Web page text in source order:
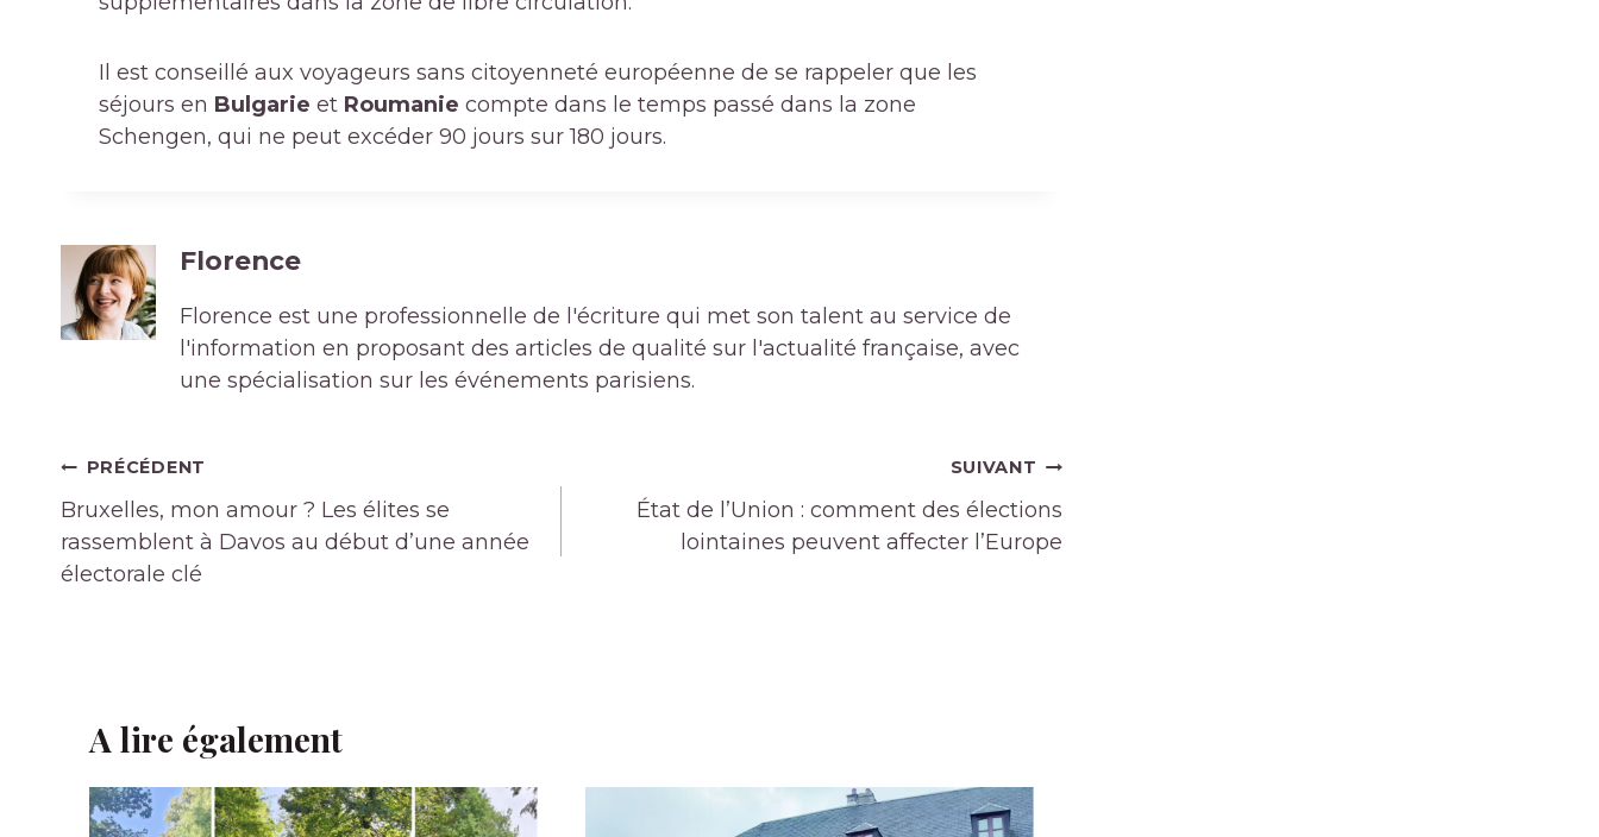
Il est conseillé aux voyageurs sans citoyenneté européenne de se rappeler que les
séjours en Bulgarie et Roumanie compte dans le temps passé dans la zone
Schengen, qui ne peut excéder 90 jours sur 180 jours.
Florence
Florence est une professionnelle de l'écriture qui met son talent au service de
l'information en proposant des articles de qualité sur l'actualité française, avec
une spécialisation sur les événements parisiens.
Navigation
de
l’article
PRÉCÉDENT
Bruxelles, mon amour ? Les élites se
rassemblent à Davos au début d’une année
électorale clé
SUIVANT
État de l’Union : comment des élections
lointaines peuvent affecter l’Europe
A lire également